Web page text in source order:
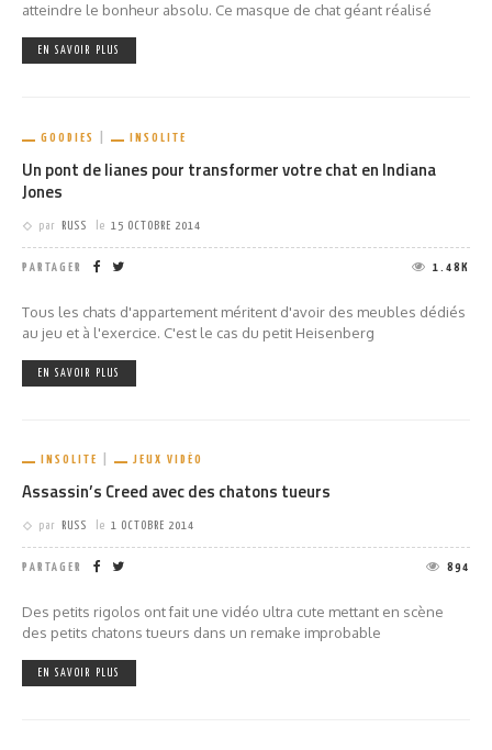
atteindre le bonheur absolu. Ce masque de chat géant réalisé
EN SAVOIR PLUS
GOODIES INSOLITE
Un pont de lianes pour transformer votre chat en Indiana
Jones
par RUSS le 15 OCTOBRE 2014
PARTAGER 1.48K
Tous les chats d'appartement méritent d'avoir des meubles dédiés
au jeu et à l'exercice. C'est le cas du petit Heisenberg
EN SAVOIR PLUS
INSOLITE JEUX VIDÉO
Assassin’s Creed avec des chatons tueurs
par RUSS le 1 OCTOBRE 2014
PARTAGER 894
Des petits rigolos ont fait une vidéo ultra cute mettant en scène
des petits chatons tueurs dans un remake improbable
EN SAVOIR PLUS